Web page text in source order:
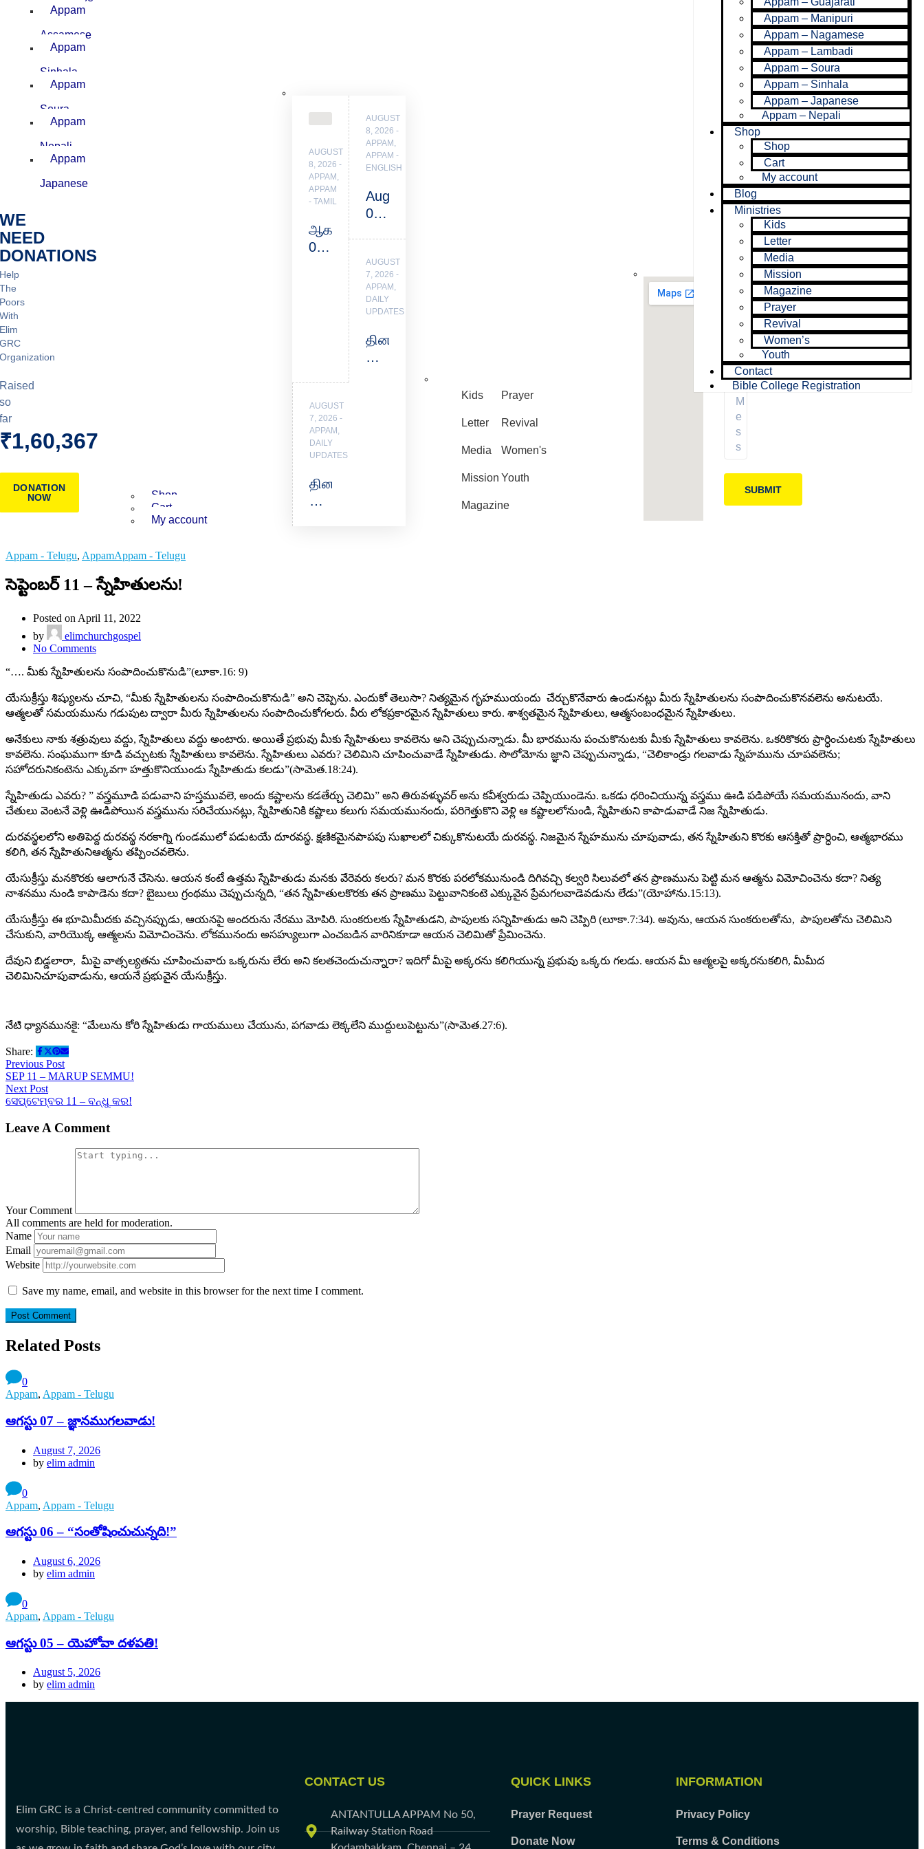
Appam
Assamese
Appam
Sinhala
Appam
Soura
Appam
Nepali
Appam
Japanese
DONATION
NOW
Shop
Cart
My account
AUGUST
8, 2026
APPAM ,
APPAM
- TAMIL
ஆகஸ்டு
08
ஜீவனைத்
தருகிறார்!
AUGUST
8, 2026
APPAM ,
APPAM -
ENGLISH
Aug
08
Giver
of
Life!
AUGUST
7, 2026
APPAM ,
DAILY
UPDATES
தினம்
ஒரு
AUGUST
7, 2026
APPAM ,
DAILY
UPDATES
தினம்
ஒரு
Kids
Letter
Media
Mission
Magazine
Prayer
Revival
Women's
Youth
SUBMIT
Appam – Manipuri
Appam – Nagamese
Appam – Lambadi
Appam – Soura
Appam – Sinhala
Appam – Japanese
Appam – Nepali
Shop
Shop
Cart
My account
Blog
Ministries
Kids
Letter
Media
Mission
Magazine
Prayer
Revival
Women’s
Youth
Contact
Bible College Registration
Appam - Telugu, AppamAppam - Telugu
సెప్టెంబర్ 11 – స్నేహితులను!
Posted on April 11, 2022
by
elimchurchgospel
No Comments
“…. మీకు స్నేహితులను సంపాదించుకొనుడి”(లూకా.16: 9)
యేసుక్రీస్తు శిష్యులను చూచి, “మీకు స్నేహితులను సంపాదించుకొనుడి” అని చెప్పెను. ఎందుకో తెలుసా? నిత్యమైన గృహముయందు చేర్చుకొనేవారు ఉండునట్లు మీరు స్నేహితులను సంపాదించుకొనవలెను అనుటయే.
ఆత్మలతో సమయమును గడుపుట ద్వారా మీరు స్నేహితులను సంపాదించుకోగలరు. వీరు లోకప్రకారమైన స్నేహితులు కారు. శాశ్వతమైన స్నేహితులు, ఆత్మసంబంధమైన స్నేహితులు.
అనేకులు నాకు శత్రువులు వద్దు, స్నేహితులు వద్దు అంటారు. అయితే ప్రభువు మీకు స్నేహితులు కావలెను అని చెప్పుచున్నాడు. మీ భారమును పంచుకొనుటకు మీకు స్నేహితులు కావలెను. ఒకరికొకరు ప్రార్ధించుటకు స్నేహితులు
కావలెను. సంఘముగా కూడి వచ్చుటకు స్నేహితులు కావలెను. స్నేహితులు ఎవరు? చెలిమిని చూపించువాడే స్నేహితుడు. సొలోమోను జ్ఞాని చెప్పుచున్నాడు, “చెలికాండ్రు గలవాడు స్నేహమును చూపవలెను;
సహోదరునికంటెను ఎక్కువగా హత్తుకొనియుండు స్నేహితుడు కలడు”(సామెత.18:24).
స్నేహితుడు ఎవరు? ” వస్త్రమూడి పడువాని హస్తమువలె, అందు కష్టాలను కడతేర్చు చెలిమి” అని తిరువళ్ళువర్ అను కవీశ్వరుడు చెప్పియుండెను. ఒకడు ధరించియున్న వస్త్రము ఊడి పడిపోయే సమయమునందు, వాని
చేతులు వెంటనే వెళ్లి ఊడిపోయిన వస్త్రమును సరిచేయునట్లు, స్నేహితునికి కష్టాలు కలుగు సమయమునందు, పరిగెత్తుకొని వెళ్లి ఆ కష్టాలలోనుండి, స్నేహితుని కాపాడువాడే నిజ స్నేహితుడు.
దురవస్థలలోని అతిపెద్ద దురవస్థ నరకాగ్ని గుండములో పడుటయే దూరవస్థ. క్షణికమైనపాపపు సుఖాలలో చిక్కుకొనుటయే దురవస్థ. నిజమైన స్నేహమును చూపువాడు, తన స్నేహితుని కొరకు ఆసక్తితో ప్రార్ధించి, ఆత్మభారము
కలిగి, తన స్నేహితునిఆత్మను తప్పించవలెను.
యేసుక్రీస్తు మనకొరకు ఆలాగునే చేసెను. ఆయన కంటే ఉత్తమ స్నేహితుడు మనకు వేరెవరు కలరు? మన కొరకు పరలోకమునుండి దిగివచ్చి కల్వరి సిలువలో తన ప్రాణమును పెట్టి మన ఆత్మను విమోచించెను కదా? నిత్య
నాశనము నుండి కాపాడెను కదా? బైబులు గ్రంథము చెప్పుచున్నది, “తన స్నేహితులకొరకు తన ప్రాణము పెట్టువానికంటె ఎక్కువైన ప్రేమగలవాడెవడును లేడు”(యోహాను.15:13).
యేసుక్రీస్తు ఈ భూమిమీదకు వచ్చినప్పుడు, ఆయనపై అందరును నేరము మోపిరి. సుంకరులకు స్నేహితుడని, పాపులకు సన్నిహితుడు అని చెప్పిరి (లూకా.7:34). అవును, ఆయన సుంకరులతోను, పాపులతోను చెలిమిని
చేసుకుని, వారియొక్క ఆత్మలను విమోచించెను. లోకమునందు అసహ్యులుగా ఎంచబడిన వారినికూడా ఆయన చెలిమితో ప్రేమించెను.
దేవుని బిడ్డలారా, మీపై వాత్సల్యతను చూపించువారు ఒక్కరును లేరు అని కలతచెందుచున్నారా? ఇదిగో మీపై అక్కరను కలిగియున్న ప్రభువు ఒక్కరు గలడు. ఆయన మీ ఆత్మలపై అక్కరనుకలిగి, మీమీద
చెలిమినిచూపువాడును, ఆయనే ప్రభువైన యేసుక్రీస్తు.
నేటి ధ్యానమునకై: “మేలును కోరి స్నేహితుడు గాయములు చేయును, పగవాడు లెక్కలేని ముద్దులుపెట్టును”(సామెత.27:6).
Share:
Previous Post
SEP 11 – MARUP SEMMU!
Next Post
ସେପ୍ଟେମ୍ବର 11 – ବନ୍ଧୁ କର!
Leave A Comment
Your Comment
All comments are held for moderation.
Name
Email
Website
Save my name, email, and website in this browser for the next time I comment.
Related Posts
0
Appam, Appam - Telugu
ఆగస్టు 07 – జ్ఞానముగలవాడు!
August 7, 2026
by elim admin
0
Appam, Appam - Telugu
ఆగస్టు 06 – “సంతోషించుచున్నది!”
August 6, 2026
by elim admin
0
Appam, Appam - Telugu
ఆగస్టు 05 – యెహోవా దళపతి!
August 5, 2026
by elim admin
Elim GRC is a Christ-centred community committed to
worship, Bible teaching, prayer, and fellowship. Join us
CONTACT US
ANTANTULLA APPAM No 50,
Railway Station Road
QUICK LINKS
Prayer Request
Donate Now
INFORMATION
Privacy Policy
Terms & Conditions